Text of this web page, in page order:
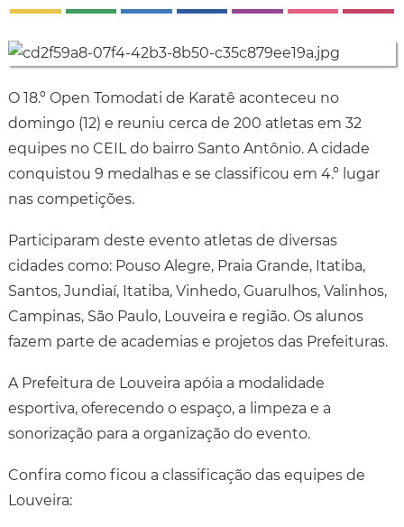
O 18.º Open Tomodati de Karatê aconteceu no
domingo (12) e reuniu cerca de 200 atletas em 32
equipes no CEIL do bairro Santo Antônio. A cidade
conquistou 9 medalhas e se classificou em 4.º lugar
nas competições.
Participaram deste evento atletas de diversas
cidades como: Pouso Alegre, Praia Grande, Itatiba,
Santos, Jundiaí, Itatiba, Vinhedo, Guarulhos, Valinhos,
Campinas, São Paulo, Louveira e região. Os alunos
fazem parte de academias e projetos das Prefeituras.
A Prefeitura de Louveira apóia a modalidade
esportiva, oferecendo o espaço, a limpeza e a
sonorização para a organização do evento.
Confira como ficou a classificação das equipes de
Louveira: